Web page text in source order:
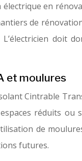
électrique en
de
L’électricien doit
et moulures
Cintrable
réduits
de
futures.